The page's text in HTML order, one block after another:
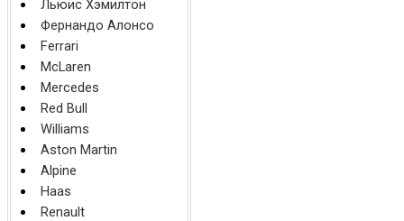
Льюис Хэмилтон
Фернандо Алонсо
Ferrari
McLaren
Mercedes
Red Bull
Williams
Aston Martin
Alpine
Haas
Renault